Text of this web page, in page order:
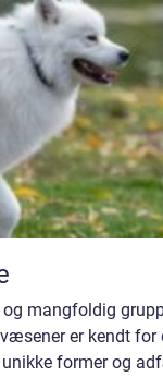
mangfoldig
er kendt for
unikke former og